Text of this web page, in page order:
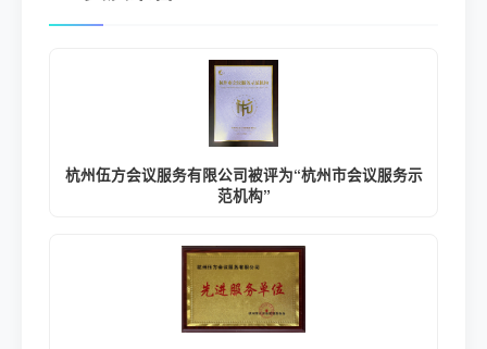
杭州伍方会议服务有限公司被评为“杭州市会议服务示
范机构”